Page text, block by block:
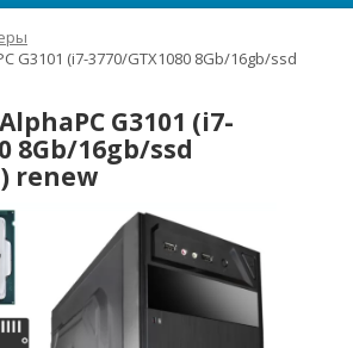
G3101 (i7-3770/GTX1080 8Gb/16gb/ssd
G3101 (i7-
8Gb/16gb/ssd
renew